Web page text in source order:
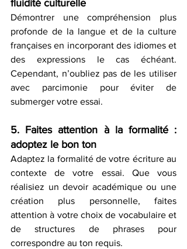
fluidité culturelle
Démontrer une compréhension plus
profonde de la langue et de la culture
françaises en incorporant des idiomes et
des expressions le cas échéant.
Cependant, n’oubliez pas de les utiliser
avec parcimonie pour éviter de
submerger votre essai.
5. Faites attention à la formalité :
adoptez le bon ton
Adaptez la formalité de votre écriture au
contexte de votre essai. Que vous
réalisiez un devoir académique ou une
création plus personnelle, faites
attention à votre choix de vocabulaire et
de structures de phrases pour
correspondre au ton requis.